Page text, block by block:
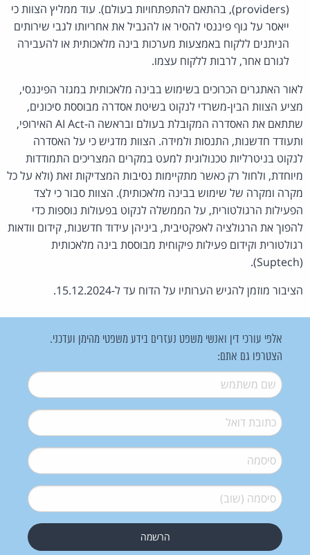
(providers), בהתאם להתפתחויות בעולם). עוד ממליץ הצוות כי
ייאסר על גוף פיננסי להסיר או להגביל את אחריותו לגבי שירותים
הניתנים ללקוח באמצעות מערכות בינה מלאכותית או להעבירה
לגורם אחר, לרבות ללקוח עצמו.
לאור האתגרים הכרוכים בשימוש בבינה מלאכותית במגזר הפיננסי,
מציע הצוות הבין-משרדי לנקוט בשיטת אסדרה מבוססת סיכונים,
שתתאם את האסדרה המקובלת בעולם ובראשה ה-AI Act האירופי,
ותעודד חדשנות, התנסות ולמידה. הצוות מדגיש כי על האסדרה
לנקוט בניטרליות טכנולוגית למעט במקרים המצריכים התמודדות
מיוחדת, ולחול רק כאשר מתקיימות נסיבות המצדיקות זאת (ולא על כל
מקרה ומקרה של שימוש בבינה מלאכותית). הצוות סבור כי לצד
הפעילות הרגולטורית, על הממשלה לנקוט בפעולות נוספות כדי
להפוך את הרגולציה לאפקטיבית, ביניהן עידוד חדשנות, קידום וודאות
רגולטורית וקידום פעילות פיקוחית מבוססת בינה מלאכותית
(Suptech).
הציבור מוזמן להגיש הערותיו על הדוח עד ל-15.12.2024.
אלפי עורכי דין ואנשי משפט נעזרים בידע משפטי מהימן ועדכני.
הצטרפו גם אתם:
שם משתמש*
דואל*
סיסמה*
סיסמה (שוב)*